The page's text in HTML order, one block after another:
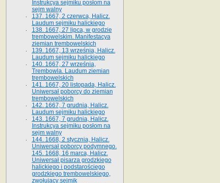
Instrukcya sejmiku posłom na
sejm walny
137. 1667, 2 czerwca, Halicz.
Laudum sejmiku halickiego
138. 1667, 27 lipca, w grodzie
trembowelskim. Manifestacya
ziemian trembowelskich
139. 1667, 13 września, Halicz.
Laudum sejmiku halickiego
140. 1667, 27 września,
Trembowla. Laudum ziemian
trembowelskich
141. 1667, 20 listopada, Halicz.
Uniwersał poborcy do ziemian
trembowelskich
142. 1667, 7 grudnia, Halicz.
Laudum sejmiku halickiego
143. 1667, 7 grudnia, Halicz.
Instrukcya sejmiku posłom na
sejm walny
144. 1668, 2 stycznia, Halicz.
Uniwersał poborcy podymnego.
145. 1668, 16 marca, Halicz.
Uniwersał pisarza grodzkiego
halickiego i podstarościego
grodzkiego trembowelskiego,
zwołujący sejmik